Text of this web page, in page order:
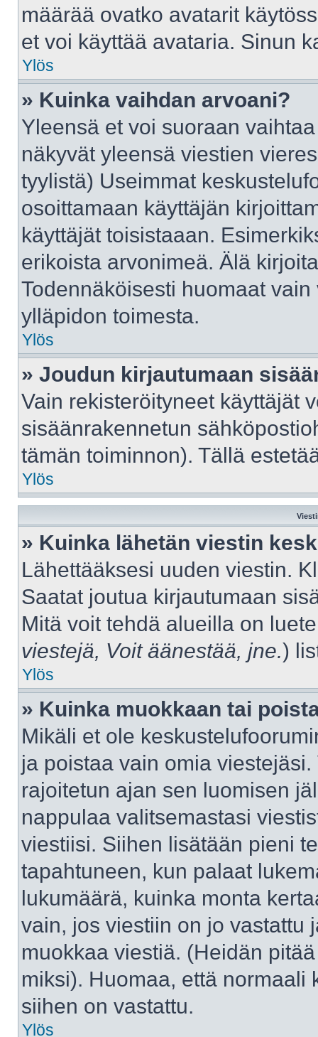
määrää ovatko avatarit
et voi käyttää avataria. Sinun
Ylös
» Kuinka vaihdan arvoani?
Yleensä et voi suoraan
näkyvät yleensä viestien
tyylistä) Useimmat
osoittamaan käyttäjän
käyttäjät toisistaaan.
erikoista arvonimeä. Älä
Todennäköisesti huomaat
ylläpidon toimesta.
Ylös
» Joudun kirjautumaan
Vain rekisteröityneet käyttäjät
sisäänrakennetun
tämän toiminnon). Tällä
Ylös
» Kuinka lähetän viestin
Lähettääksesi uuden viestin.
Saatat joutua kirjautumaan
Mitä voit tehdä alueilla on
viestejä, Voit äänestää, jne.)
Ylös
» Kuinka muokkaan tai
Mikäli et ole
ja poistaa vain omia
rajoitetun ajan sen luomisen
nappulaa valitsemastasi
viestiisi. Siihen lisätään pieni
tapahtuneen, kun palaat
lukumäärä, kuinka monta
vain, jos viestiin on jo vastattu
muokkaa viestiä. (Heidän
miksi). Huomaa, että normaali
siihen on vastattu.
Ylös